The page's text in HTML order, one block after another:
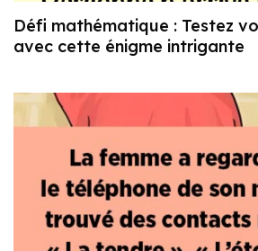
Défi mathématique : Testez
avec cette énigme intrigante